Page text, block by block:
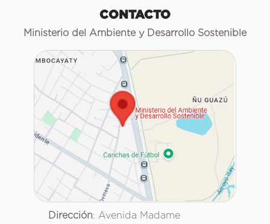
CONTACTO
Ministerio del Ambiente y Desarrollo Sostenible
Dirección: Avenida Madame